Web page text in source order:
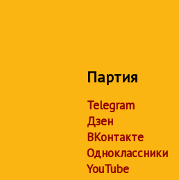
Партия
Telegram
Дзен
ВКонтакте
Одноклассники
YouTube